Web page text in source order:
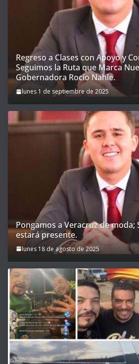
Regreso a Clases con Apoyo y
Seguimos la Ruta que Marca
Gobernadora Rocío Nahle.
lunes 1 de septiembre de 2025
Pongamos a Veracruz de moda;
estará presente.
lunes 18 de agosto de 2025